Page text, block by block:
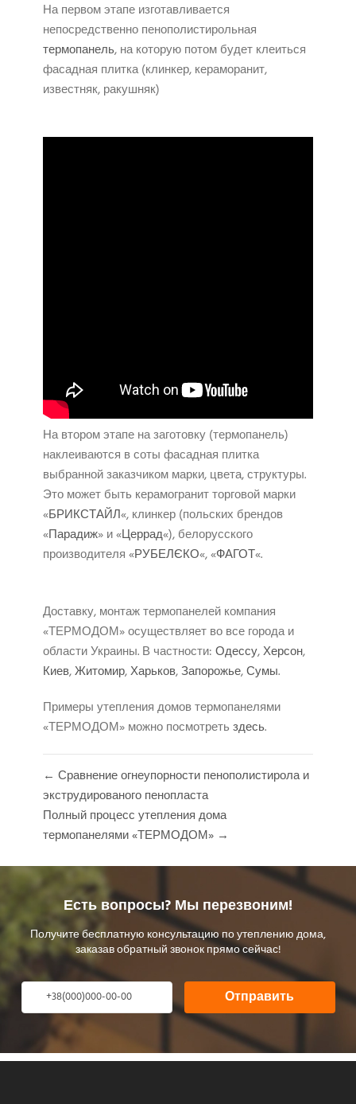
На первом этапе изготавливается
непосредственно пенополистирольная
термопанель, на которую потом будет клеиться
фасадная плитка (клинкер, кераморанит,
известняк, ракушняк)
На втором этапе на заготовку (термопанель)
наклеиваются в соты фасадная плитка
выбранной заказчиком марки, цвета, структуры.
Это может быть керамогранит торговой марки
«БРИКСТАЙЛ«, клинкер (польских брендов
«Парадиж» и «Церрад«), белорусского
производителя «РУБЕЛЄКО«, «ФАГОТ«.
Доставку, монтаж термопанелей компания
«ТЕРМОДОМ» осуществляет во все города и
области Украины. В частности: Одессу,Херсон,
Киев,Житомир,Харьков,Запорожье,Сумы.
Примеры утепления домов термопанелями
«ТЕРМОДОМ» можно посмотреть здесь.
← Сравнение огнеупорности пенополистирола и
экструдированого пенопласта
Полный процесс утепления дома
термопанелями «ТЕРМОДОМ» →
Есть вопросы? Мы перезвоним!
Получите бесплатную консультацию по утеплению дома,
заказав обратный звонок прямо сейчас!
Отправить